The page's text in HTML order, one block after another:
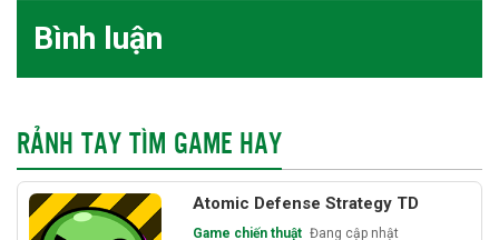
Bình luận
RẢNH TAY TÌM GAME HAY
Atomic Defense Strategy TD
Game chiến thuật Đang cập nhật